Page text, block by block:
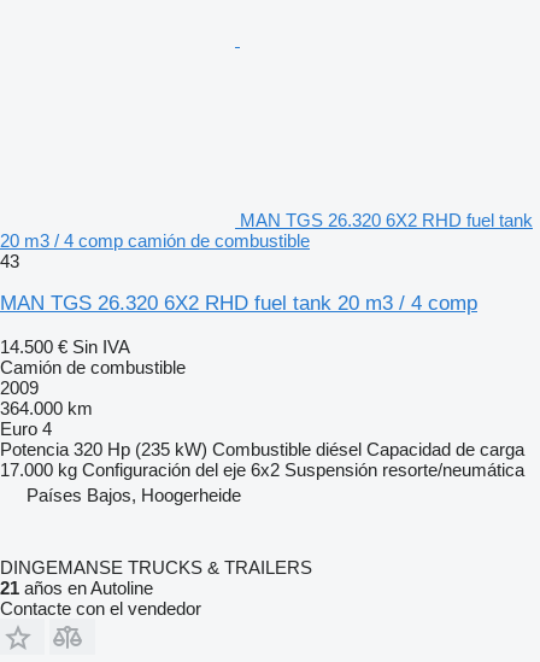
MAN TGS 26.320 6X2 RHD fuel tank
20 m3 / 4 comp camión de combustible
43
MAN TGS 26.320 6X2 RHD fuel tank 20 m3 / 4 comp
14.500 € Sin IVA
Camión de combustible
2009
364.000 km
Euro 4
Potencia 320 Hp (235 kW) Combustible diésel Capacidad de carga
17.000 kg Configuración del eje 6x2 Suspensión resorte/neumática
Países Bajos, Hoogerheide
DINGEMANSE TRUCKS & TRAILERS
21 años en Autoline
Contacte con el vendedor